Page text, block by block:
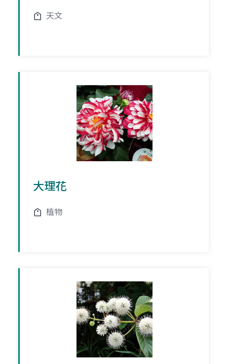
天文
大理花
植物